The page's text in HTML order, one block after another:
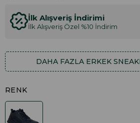
İlk Alışveriş İndirimi
İlk Alışveriş Özel %10 İndirim
DAHA FAZLA ERKEK
RENK